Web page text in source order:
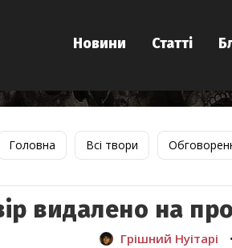
Новини Статті
Головна Всі твори
видалено на
Грішний Нуітарі •